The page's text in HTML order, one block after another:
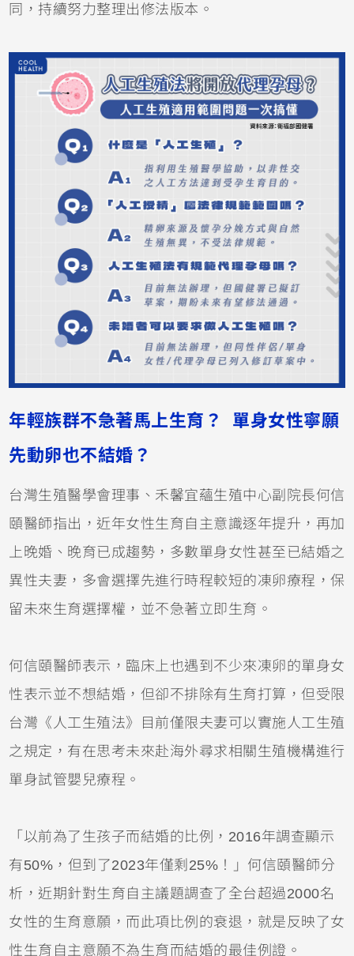
同，持續努力整理出修法版本。
年輕族群不急著馬上生育？ 單身女性寧願
先動卵也不結婚？
台灣生殖醫學會理事、禾馨宜蘊生殖中心副院長何信
頤醫師指出，近年女性生育自主意識逐年提升，再加
上晚婚、晚育已成趨勢，多數單身女性甚至已結婚之
異性夫妻，多會選擇先進行時程較短的凍卵療程，保
留未來生育選擇權，並不急著立即生育。
何信頤醫師表示，臨床上也遇到不少來凍卵的單身女
性表示並不想結婚，但卻不排除有生育打算，但受限
台灣《人工生殖法》目前僅限夫妻可以實施人工生殖
之規定，有在思考未來赴海外尋求相關生殖機構進行
單身試管嬰兒療程。
「以前為了生孩子而結婚的比例，2016年調查顯示
有50%，但到了2023年僅剩25%！」何信頤醫師分
析，近期針對生育自主議題調查了全台超過2000名
女性的生育意願，而此項比例的衰退，就是反映了女
性生育自主意願不為生育而結婚的最佳例證。